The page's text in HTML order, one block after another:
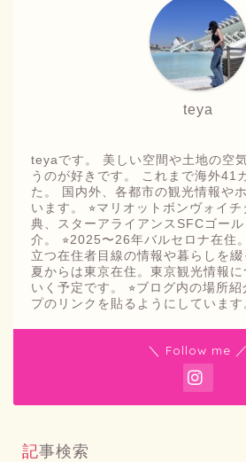
teya
teyaです。 美しい空間や土地の空
うのが好きです。 これまで海外41
た。 国内外、各都市の観光情報や
います。 ⭐︎マリオットボンヴォイ
典、スターアライアンスSFCゴー
介。 ⭐︎2025〜26年バルセロナ在住
立つ在住者目線の情報や暮らしを綴
夏からは東京在住。東京観光情報
いく予定です。 ⭐︎ブログ内の場所
プのリンクを貼るようにしています
＼ Follow me ／
記事検索